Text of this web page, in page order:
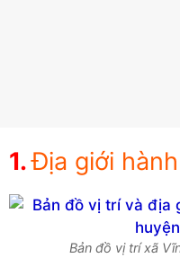
Địa giới
Bản đồ vị trí xã